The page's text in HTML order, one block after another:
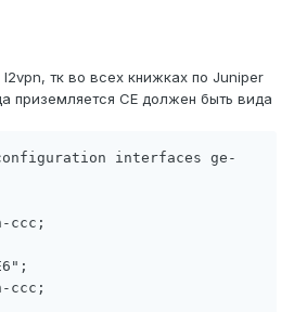
тк во всех книжках по Juniper
приземляется CE должен быть вида
configuration interfaces ge-
ccc;
ccc;